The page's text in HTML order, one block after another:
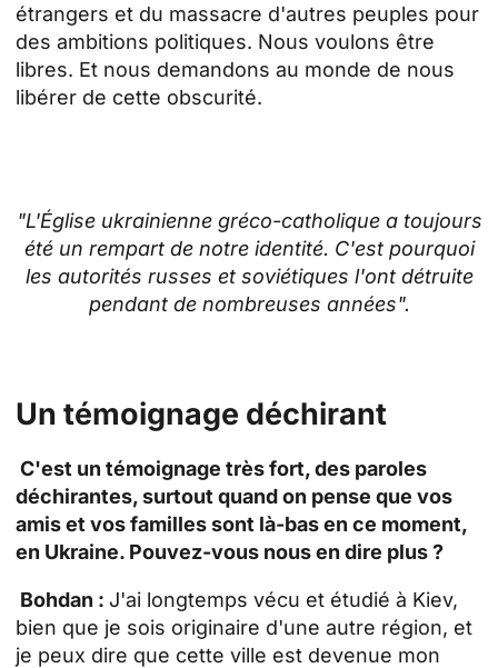
étrangers et du massacre d'autres peuples pour
des ambitions politiques. Nous voulons être
libres. Et nous demandons au monde de nous
libérer de cette obscurité.
"L'Église ukrainienne gréco-catholique a toujours
été un rempart de notre identité. C'est pourquoi
les autorités russes et soviétiques l'ont détruite
pendant de nombreuses années".
Un témoignage déchirant
C'est un témoignage très fort, des paroles
déchirantes, surtout quand on pense que vos
amis et vos familles sont là-bas en ce moment,
en Ukraine. Pouvez-vous nous en dire plus ?
Bohdan : J'ai longtemps vécu et étudié à Kiev,
bien que je sois originaire d'une autre région, et
je peux dire que cette ville est devenue mon